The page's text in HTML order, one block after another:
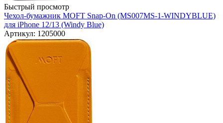
Быстрый просмотр
Чехол-бумажник MOFT Snap-On (MS007MS-1-WINDYBLUE)
для iPhone 12/13 (Windy Blue)
Артикул: 1205000